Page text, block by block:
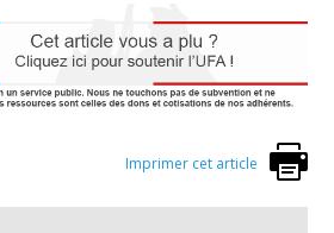
Imprimer cet article